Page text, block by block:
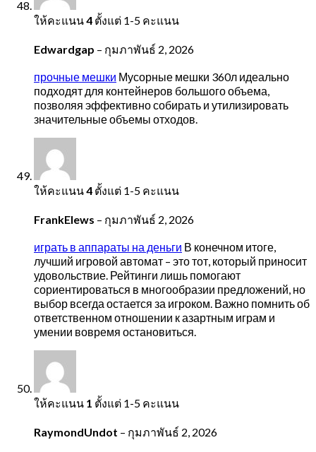
ให้คะแนน4 ตั้งแต่ 1-5 คะแนน
Edwardgap – กุมภาพันธ์ 2, 2026
прочные мешки Мусорные мешки 360л идеально
подходят для контейнеров большого объема,
позволяя эффективно собирать и утилизировать
значительные объемы отходов.
ให้คะแนน4 ตั้งแต่ 1-5 คะแนน
FrankElews – กุมภาพันธ์ 2, 2026
играть в аппараты на деньги В конечном итоге,
лучший игровой автомат – это тот, который приносит
удовольствие. Рейтинги лишь помогают
сориентироваться в многообразии предложений, но
выбор всегда остается за игроком. Важно помнить об
ответственном отношении к азартным играм и
умении вовремя остановиться.
ให้คะแนน 1 ตั้งแต่ 1-5 คะแนน
RaymondUndot – กุมภาพันธ์ 2, 2026